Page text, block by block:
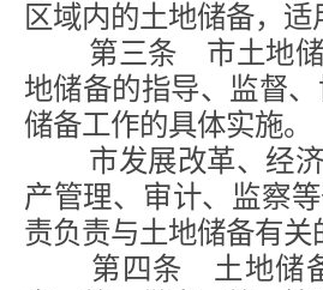
区域内的土地储备，适
第三条 市土地储备
地储备的指导、监督
储备工作的具体实施。
市发展改革、经济
产管理、审计、监察
责负责与土地储备有关
第四条 土地储备